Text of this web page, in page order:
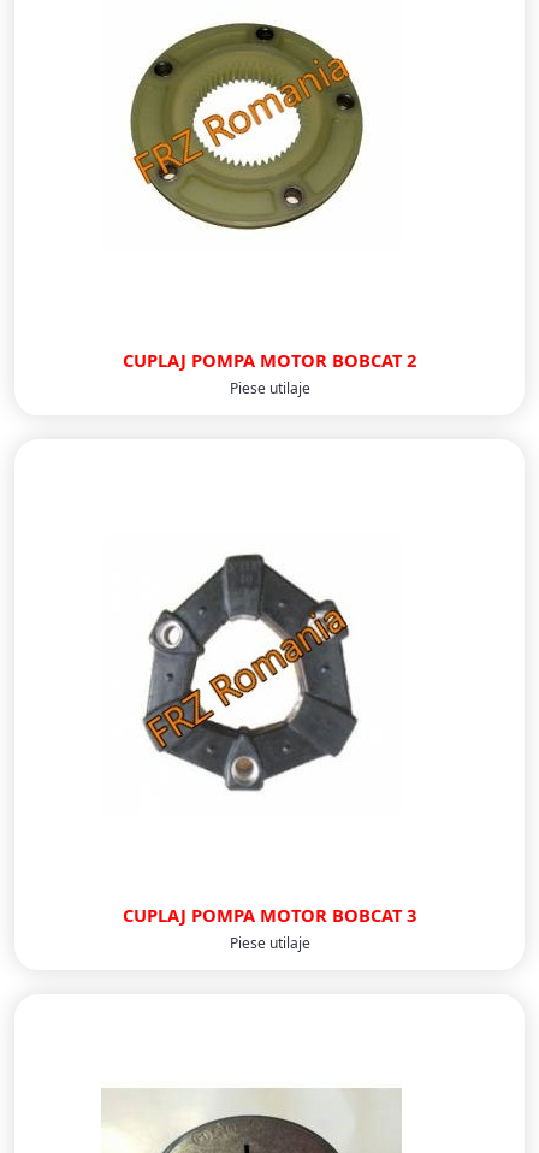
CUPLAJ POMPA MOTOR BOBCAT 2
Piese utilaje
CUPLAJ POMPA MOTOR BOBCAT 3
Piese utilaje